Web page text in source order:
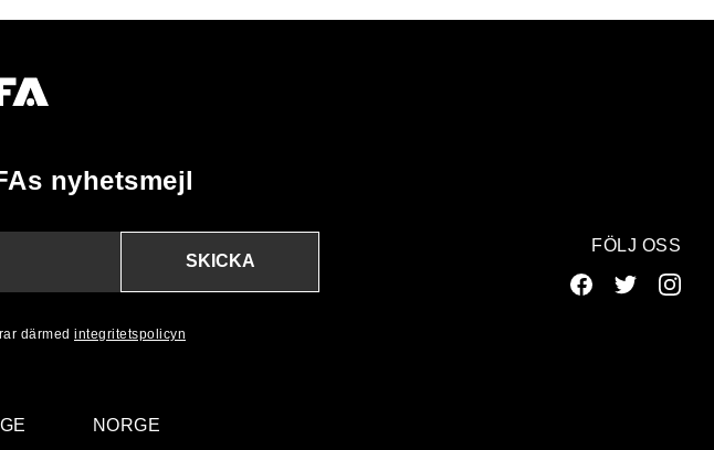
nyhetsmejl
SKICKA
därmed integritetspolicyn
FÖLJ OSS
NORGE